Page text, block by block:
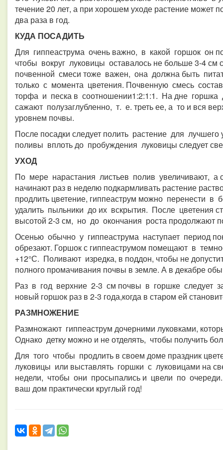
течение 20 лет, а при хорошем уходе растение
два раза в год.
КУДА ПОСАДИТЬ
Для гиппеаструма очень важно, в какой горшок он
чтобы вокруг луковицы оставалось не больше 3-4 см
почвенной смеси тоже важен, она должна быть
только с момента цветения. Почвенную смесь
торфа и песка в соотношении1:2:1:1. На дне горшка
сажают полузаглубленно, т. е. треть ее, а то и вся
уровнем почвы.
После посадки следует полить растение для
поливы вплоть до пробуждения луковицы следует
УХОД
По мере нарастания листьев полив увеличивают, а
начинают раз в неделю подкармливать растение
продлить цветение, гиппеаструм можно перенести в
удалить пыльники до их вскрытия. После цветения
высотой 2-3 см, но до окончания роста продолжают
Осенью обычно у гиппеаструма наступает период
обрезают. Горшок с гиппеаструмом помещают в
+12°С. Поливают изредка, в поддон, чтобы не
полного промачивания почвы в земле. А в декабре
Раз в год верхние 2-3 см почвы в горшке следует
новый горшок раз в 2-3 года,когда в старом ей
РАЗМНОЖЕНИЕ
Размножают гиппеаструм дочерними луковками,
Однако детку можно и не отделять, чтобы получить
Для того чтобы продлить в своем доме праздник
луковицы или выставлять горшки с луковицами на
недели, чтобы они просыпались и цвели по
ваш дом практически круглый год!